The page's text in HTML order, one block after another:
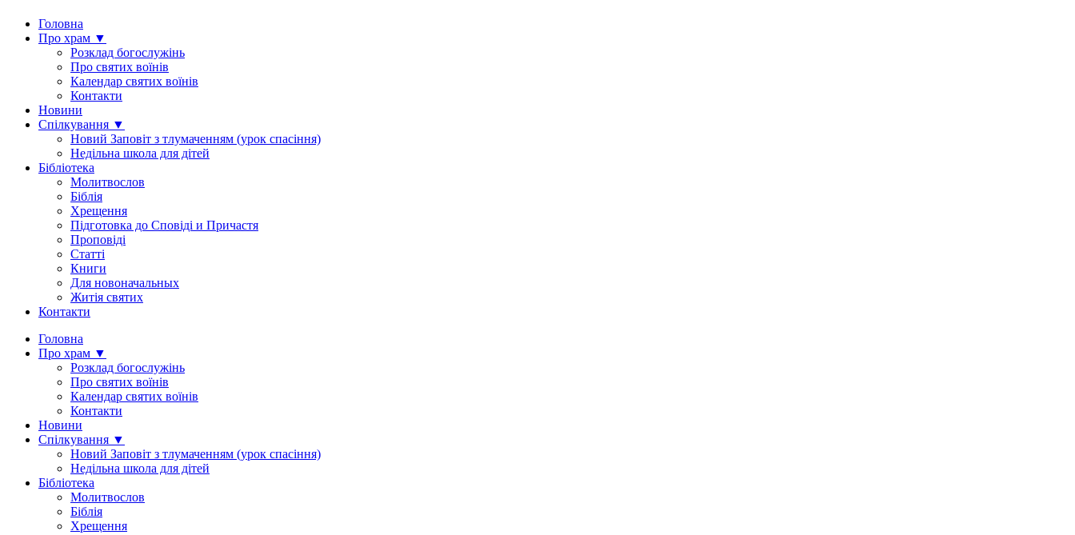
Головна
Про храм ▼
Розклад богослужінь
Про святих воїнів
Календар святих воїнів
Контакти
Новини
Спілкування ▼
Новий Заповіт з тлумаченням (урок спасіння)
Недільна школа для дітей
Бібліотека
Молитвослов
Біблія
Хрещення
Підготовка до Сповіді и Причастя
Проповіді
Статті
Книги
Для новоначальных
Житія святих
Контакти
Головна
Про храм ▼
Розклад богослужінь
Про святих воїнів
Календар святих воїнів
Контакти
Новини
Спілкування ▼
Новий Заповіт з тлумаченням (урок спасіння)
Недільна школа для дітей
Бібліотека
Молитвослов
Біблія
Хрещення